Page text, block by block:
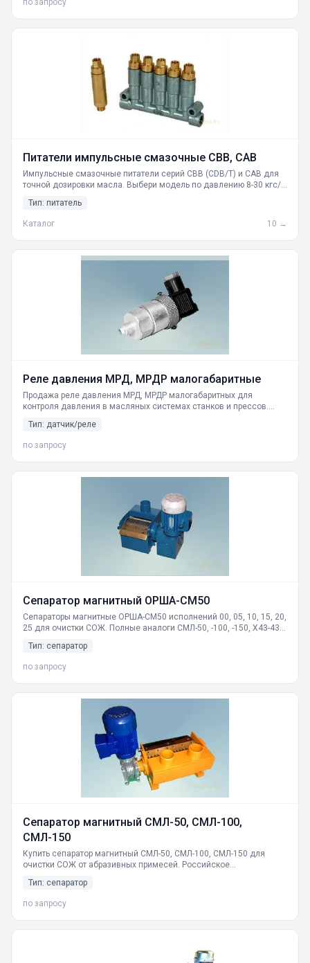
по запросу
Питатели импульсные смазочные CBB, CAB
Импульсные смазочные питатели серий CBB (CDB/T) и CAB для
точной дозировки масла. Выбери модель по давлению 8-30 кгс/
Поставки и доставка по России из Екатеринбурга.
Тип: питатель
Каталог 10 →
Реле давления МРД, МРДР малогабаритные
Продажа реле давления МРД, МРДР малогабаритных для
контроля давления в масляных системах станков и прессов.
МРД-10, МРД-16, МРД-0,6, МРДР-6.3, МРДР-63). Доставка по РФ из
Тип: датчик/реле
по запросу
Сепаратор магнитный ОРША-СМ50
Сепараторы магнитные ОРША-СМ50 исполнений 00, 05, 10, 15, 20,
25 для очистки СОЖ. Полные аналоги СМЛ-50, -100, -150, Х43-43-
Тип: сепаратор
по запросу
Сепаратор магнитный СМЛ-50, СМЛ-100,
СМЛ-150
Купить сепаратор магнитный СМЛ-50, СМЛ-100, СМЛ-150 для
очистки СОЖ от абразивных примесей. Российское
по всей России.
Тип: сепаратор
по запросу